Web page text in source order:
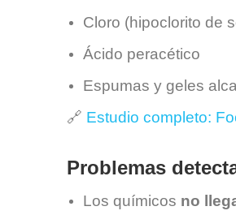
Cloro (hipoclorito de
Ácido peracético
Espumas y geles
🔗 Estudio completo:
Problemas
Los químicos no